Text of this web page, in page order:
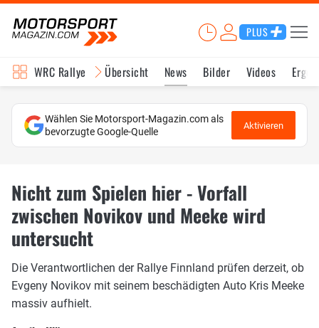
PLUS
WRC Rallye Übersicht News Bilder Videos
Wählen Sie Motorsport-Magazin.com als
bevorzugte Google-Quelle
Aktivieren
Nicht zum Spielen hier - Vorfall
zwischen Novikov und Meeke wird
untersucht
Die Verantwortlichen der Rallye Finnland prüfen derzeit, ob
Evgeny Novikov mit seinem beschädigten Auto Kris Meeke
massiv aufhielt.